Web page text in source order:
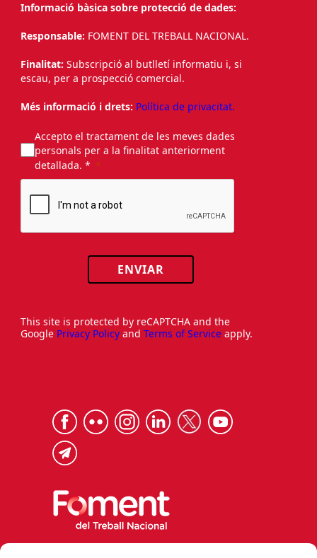
Informació bàsica sobre protecció de dades:
Responsable: FOMENT DEL TREBALL NACIONAL.
Finalitat: Subscripció al butlletí informatiu i, si
escau, per a prospecció comercial.
Més informació i drets: Política de privacitat.
Accepto el tractament de les meves dades
personals per a la finalitat anteriorment
detallada. *
ENVIAR
This site is protected by reCAPTCHA and the
Google Privacy Policy and Terms of Service apply.